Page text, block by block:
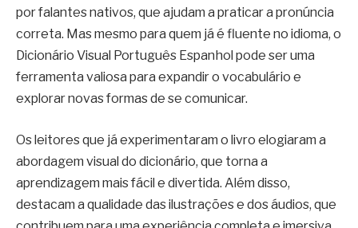
por falantes nativos, que ajudam a praticar a pronúncia
correta. Mas mesmo para quem já é fluente no idioma, o
Dicionário Visual Português Espanhol pode ser uma
ferramenta valiosa para expandir o vocabulário e
explorar novas formas de se comunicar.
Os leitores que já experimentaram o livro elogiaram a
abordagem visual do dicionário, que torna a
aprendizagem mais fácil e divertida. Além disso,
destacam a qualidade das ilustrações e dos áudios, que